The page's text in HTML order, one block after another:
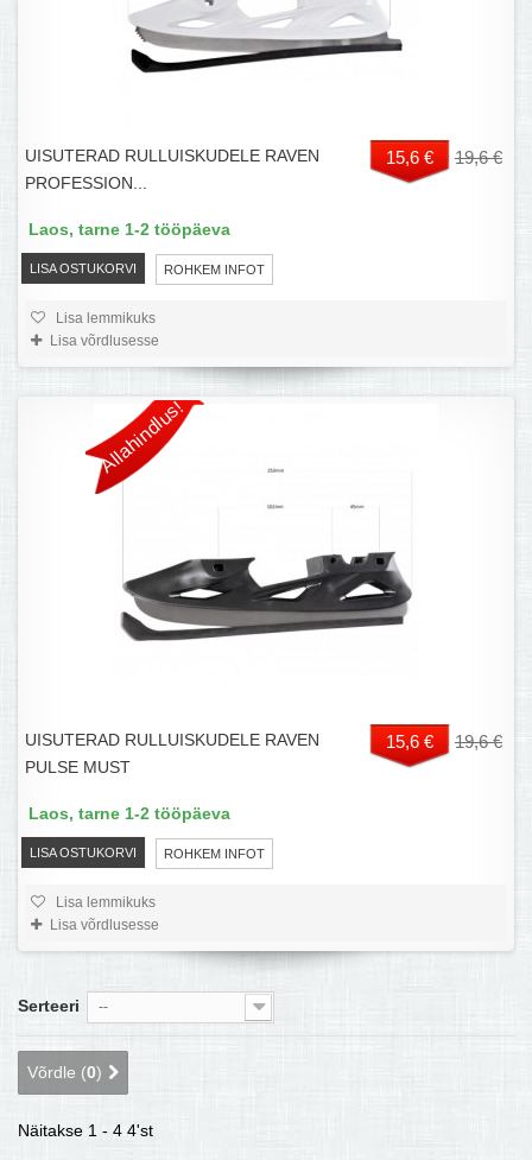
UISUTERAD RULLUISKUDELE RAVEN
PROFESSION...
15,6 € 19,6 €
LISA OSTUKORVI ROHKEM INFOT
Laos, tarne 1-2 tööpäeva
Lisa lemmikuks
Lisa võrdlusesse
Allahindlus!
UISUTERAD RULLUISKUDELE RAVEN
PULSE MUST
15,6 € 19,6 €
LISA OSTUKORVI ROHKEM INFOT
Laos, tarne 1-2 tööpäeva
Lisa lemmikuks
Lisa võrdlusesse
Serteeri --
Võrdle (0)
Näitakse 1 - 4 4'st